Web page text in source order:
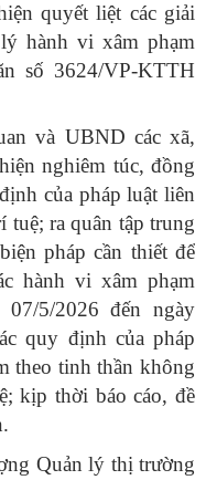
quyết liệt các giải
hành vi xâm phạm
số 3624/VP-KTTH
và UBND các xã,
nghiêm túc, đồng
của pháp luật liên
tuệ; ra quân tập trung
pháp cần thiết để
hành vi xâm phạm
5/2026 đến ngày
quy định của pháp
theo tinh thần không
kịp thời báo cáo, đề
Quản lý thị trường